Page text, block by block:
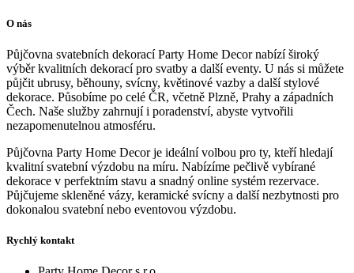
O nás
Půjčovna svatebních dekorací Party Home Decor nabízí široký
výběr kvalitních dekorací pro svatby a další eventy. U nás si můžete
půjčit ubrusy, běhouny, svícny, květinové vazby a další stylové
dekorace. Působíme po celé ČR, včetně Plzně, Prahy a západních
Čech. Naše služby zahrnují i poradenství, abyste vytvořili
nezapomenutelnou atmosféru.
Půjčovna Party Home Decor je ideální volbou pro ty, kteří hledají
kvalitní svatební výzdobu na míru. Nabízíme pečlivě vybírané
dekorace v perfektním stavu a snadný online systém rezervace.
Půjčujeme skleněné vázy, keramické svícny a další nezbytnosti pro
dokonalou svatební nebo eventovou výzdobu.
Rychlý kontakt